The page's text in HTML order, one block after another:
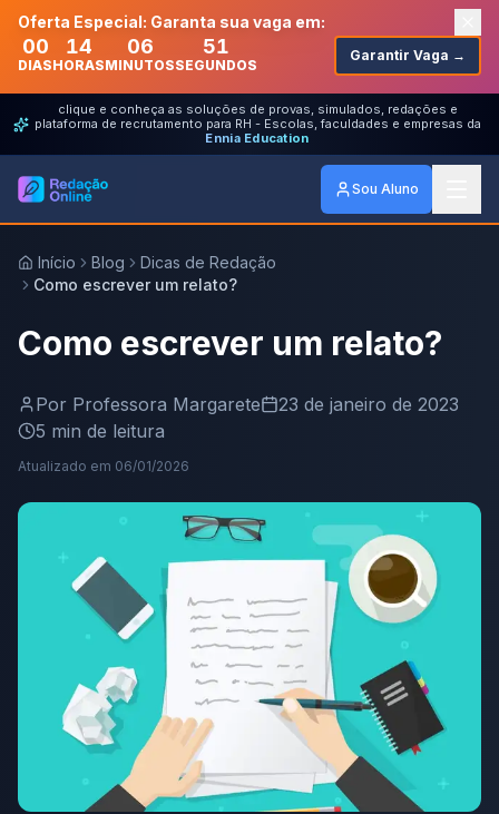
Oferta Especial: Garanta sua vaga em:
00
DIAS
14
HORAS
06
MINUTOS
51
SEGUNDOS
Garantir Vaga →
clique e conheça as soluções de provas, simulados, redações e
plataforma de recrutamento para RH - Escolas, faculdades e empresas da
Ennia Education
Sou Aluno
Início Blog
Dicas de Redação
Como escrever um relato?
Como escrever um relato?
Por Professora Margarete
23 de janeiro de 2023
5 min de leitura
Atualizado em 06/01/2026